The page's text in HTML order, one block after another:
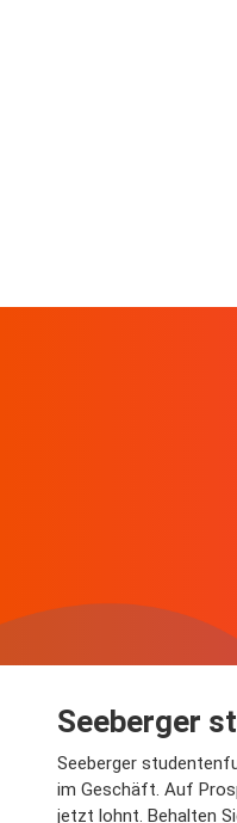
Seeberger
Seeberger
im Geschäft. Auf
jetzt lohnt. Behalten